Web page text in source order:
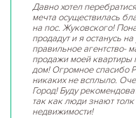
Давно хотел
мечта осуществилась
на пос. Жуковского!
продадут и я останусь
правильное агентство-
продажи моей квартиры
дом! Огромное спасибо
никаких не всплыло.
Город! Буду
так как люди знают
недвижимости!